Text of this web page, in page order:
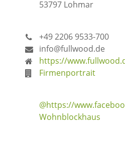
53797 Lohmar
+49 2206 9533-700
info@fullwood.de
https://
Firmenportrait
@https://
Wohnblockhaus